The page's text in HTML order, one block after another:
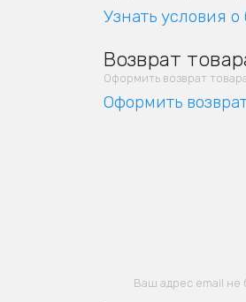
Узнать условия
Возврат
Оформить возврат
Оформить
Ваш адрес email не